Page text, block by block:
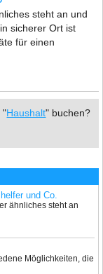
steht an und
sicherer Ort ist
für einen
"Haushalt" buchen?
und Co.
ähnliches steht an
Möglichkeiten, die